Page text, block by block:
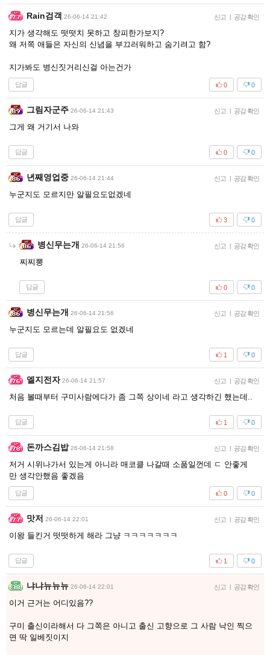
Rain검객 26-06-14 21:42 신고 | 공감 확인
지가 생각해도 떳떳치 못하고 창피한가보지?
왜 저쪽 애들은 자신의 신념을 부끄러워하고 숨기려고 함?
지가봐도 병신짓거리신걸 아는건가
답글 0
0
그림자군주 26-06-14 21:43 신고 | 공감 확인
그게 왜 거기서 나와
답글 0
0
년째영업중 26-06-14 21:44 신고 | 공감 확인
누군지도 모르지만 알필요도없겠네
답글 0
3
병신무는개 26-06-14 21:56 신고 | 공감 확인
찌찌뽕
답글 0
0
병신무는개 26-06-14 21:56 신고 | 공감 확인
누군지도 모르는데 알필요도 없겠네
답글 0
1
엘지전자 26-06-14 21:57 신고 | 공감 확인
처음 볼때부터 구미사람에다가 좀 그쪽 상이네 라고 생각하긴 했는데..
답글 0
1
돈까스김밥 26-06-14 21:58 신고 | 공감 확인
저거 시위나가서 있는게 아니라 매코클 나갈때 소품일껀데 ㄷ 안좋게
만 생각안했음 좋겠음
답글 0
0
맛저 26-06-14 22:01 신고 | 공감 확인
이왕 들킨거 떳떳하게 해라 그냥 ㅋㅋㅋㅋㅋㅋㅋ
답글 0
1
냐냐뉴뉴뉴 26-06-14 22:01 신고 | 공감 확인
이거 근거는 어디있음??
구미 출신이라해서 다 그쪽은 아니고 출신 고향으로 그 사람 낙인 찍으
면 딱 일베짓이지